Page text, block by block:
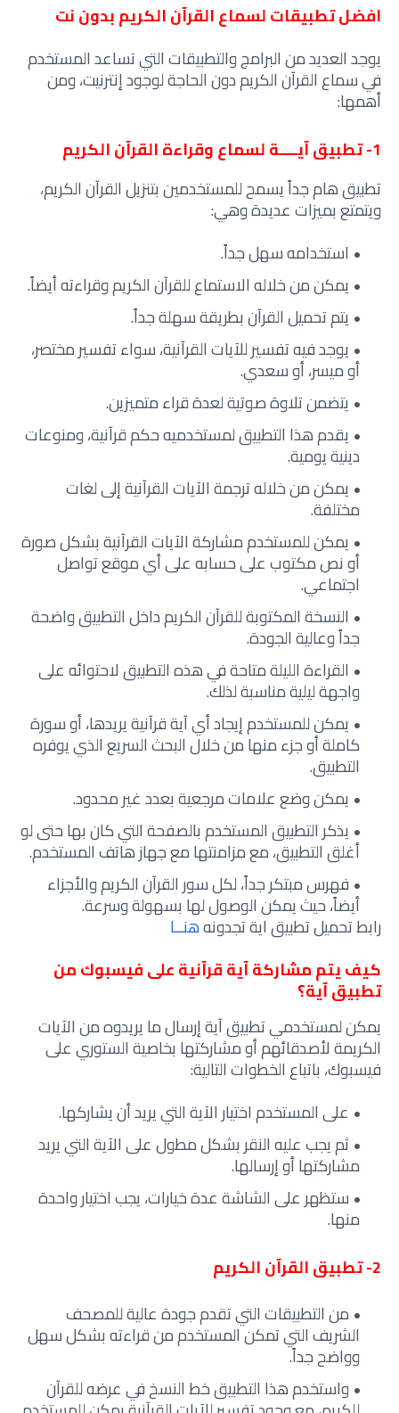
افضل تطبيقات لسماع القرآن الكريم بدون نت
يوجد العديد من البرامج والتطبيقات التي تساعد المستخدم
في سماع القرآن الكريم دون الحاجة لوجود إنترنيت، ومن
أهمها:
1- تطبيق آيــــة لسماع وقراءة القرآن الكريم
تطبيق هام جداً يسمح للمستخدمين بتنزيل القرآن الكريم،
ويتمتع بميزات عديدة وهي:
استخدامه سهل جداً.
يمكن من خلاله الاستماع للقرآن الكريم وقراءته أيضاً.
يتم تحميل القرآن بطريقة سهلة جداً.
يوجد فيه تفسير للآيات القرآنية، سواء تفسير مختصر،
أو ميسر، أو سعدي.
يتضمن تلاوة صوتية لعدة قراء متميزين.
يقدم هذا التطبيق لمستخدميه حكم قرآنية، ومنوعات
دينية يومية.
يمكن من خلاله ترجمة الآيات القرآنية إلى لغات
مختلفة.
يمكن للمستخدم مشاركة الآيات القرآنية بشكل صورة
أو نص مكتوب على حسابه على أي موقع تواصل
اجتماعي.
النسخة المكتوبة للقرآن الكريم داخل التطبيق واضحة
جداً وعالية الجودة.
القراءة الليلة متاحة في هذه التطبيق لاحتوائه على
واجهة ليلية مناسبة لذلك.
يمكن للمستخدم إيجاد أي آية قرآنية يريدها، أو سورة
كاملة أو جزء منها من خلال البحث السريع الذي يوفره
التطبيق.
يمكن وضع علامات مرجعية بعدد غير محدود.
يذكر التطبيق المستخدم بالصفحة التي كان بها حتى لو
أغلق التطبيق، مع مزامنتها مع جهاز هاتف المستخدم.
فهرس مبتكر جداً، لكل سور القرآن الكريم والأجزاء
أيضاً، حيث يمكن الوصول لها بسهولة وسرعة.
رابط تحميل تطبيق اية تجدونههنــا
كيف يتم مشاركة آية قرآنية على فيسبوك من
تطبيق آية؟
يمكن لمستخدمي تطبيق آية إرسال ما يريدوه من الآيات
الكريمة لأصدقائهم أو مشاركتها بخاصية الستوري على
فيسبوك، باتباع الخطوات التالية:
على المستخدم اختيار الآية التي يريد أن يشاركها.
ثم يجب عليه النقر بشكل مطول على الآية التي يريد
مشاركتها أو إرسالها.
ستظهر على الشاشة عدة خيارات، يجب اختيار واحدة
منها.
2- تطبيق القرآن الكريم
من التطبيقات التي تقدم جودة عالية للمصحف
الشريف التي تمكن المستخدم من قراءته بشكل سهل
وواضح جداً.
واستخدم هذا التطبيق خط النسخ في عرضه للقرآن